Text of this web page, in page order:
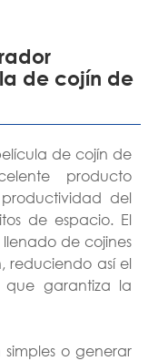
de cojín de
de cojín de
producto
del
de espacio. El
de cojines
reduciendo así el
garantiza la
o generar